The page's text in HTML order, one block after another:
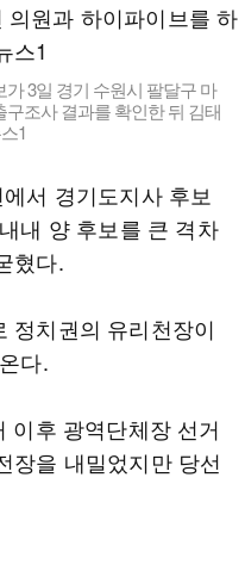
3일 경기 수원시 팔달구 마
조사 결과를 확인한 뒤 김태
1
서 경기도지사 후보
내 양 후보를 큰 격차
혔다.
정치권의 유리천장이
다.
이후 광역단체장 선거
장을 내밀었지만 당선